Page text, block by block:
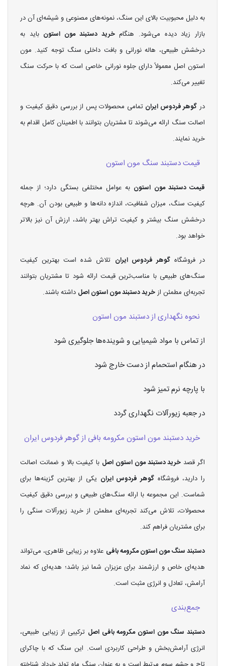
به دلیل محبوبیت بالای این سنگ، نمونه‌های مصنوعی و شیشه‌ای آن در
بازار زیاد دیده می‌شود. هنگامخرید دستبند مون استون باید به
درخشش طبیعی، هاله نورانی و بافت داخلی سنگ توجه کنید. مون
استون اصل معمولاً دارای جلوه نورانی خاصی است که با حرکت سنگ
تغییر می‌کند.
در گوهر فردوس ایران تمامی محصولات پس از بررسی دقیق کیفیت و
اصالت سنگ ارائه می‌شوند تا مشتریان بتوانند با اطمینان کامل اقدام به
خرید نمایند.
قیمت دستبند سنگ مون استون
قیمت دستبند مون استون به عوامل مختلفی بستگی دارد؛ از جمله
کیفیت سنگ، میزان شفافیت، اندازه دانه‌ها و طبیعی بودن آن. هرچه
درخشش سنگ بیشتر و کیفیت تراش بهتر باشد، ارزش آن نیز بالاتر
خواهد بود.
در فروشگاهگوهر فردوس ایران تلاش شده است بهترین کیفیت
سنگ‌های طبیعی با مناسب‌ترین قیمت ارائه شود تا مشتریان بتوانند
تجربه‌ای مطمئن ازخرید دستبند مون استون اصل داشته باشند.
نحوه نگهداری از دستبند مون استون
از تماس با مواد شیمیایی و شوینده‌ها جلوگیری شود
در هنگام استحمام از دست خارج شود
با پارچه نرم تمیز شود
در جعبه زیورآلات نگهداری گردد
خرید دستبند مون استون مکرومه بافی از گوهر فردوس ایران
اگر قصد خرید دستبند مون استون اصل با کیفیت بالا و ضمانت اصالت
را دارید، فروشگاه گوهر فردوس ایران یکی از بهترین گزینه‌ها برای
شماست. این مجموعه با ارائه سنگ‌های طبیعی و بررسی دقیق کیفیت
محصولات، تلاش می‌کند تجربه‌ای مطمئن از خرید زیورآلات سنگی را
برای مشتریان فراهم کند.
دستبند سنگ مون استون مکرومه بافی علاوه بر زیبایی ظاهری، می‌تواند
هدیه‌ای خاص و ارزشمند برای عزیزان شما نیز باشد؛ هدیه‌ای که نماد
آرامش، تعادل و انرژی مثبت است.
جمع‌بندی
دستبند سنگ مون استون مکرومه بافی اصل ترکیبی از زیبایی طبیعی،
انرژی آرامش‌بخش و طراحی کاربردی است. این سنگ که با چاکرای